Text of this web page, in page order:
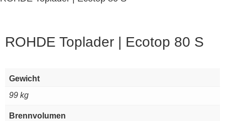
ROHDE Toplader | Ecotop 80 S
Gewicht
99 kg
Brennvolumen